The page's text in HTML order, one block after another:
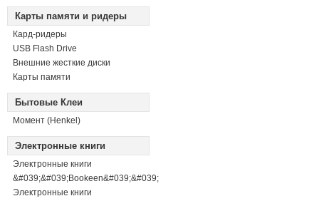
Карты памяти и ридеры
Кард-ридеры
USB Flash Drive
Внешние жесткие диски
Карты памяти
Бытовые Клеи
Момент (Henkel)
Электронные книги
Электронные книги
&#039;&#039;Bookeen&#039;&#039;
Электронные книги